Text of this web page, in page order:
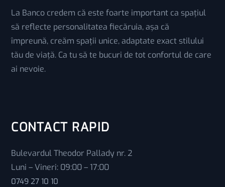
La Banco credem că este foarte important ca spațiul
să reflecte personalitatea fiecăruia, așa că
împreună, creăm spații unice, adaptate exact stilului
tău de viață. Ca tu să te bucuri de tot confortul de care
ai nevoie.
CONTACT RAPID
Bulevardul Theodor Pallady nr. 2
Luni – Vineri: 09:00 – 17:00
0749 27 10 10